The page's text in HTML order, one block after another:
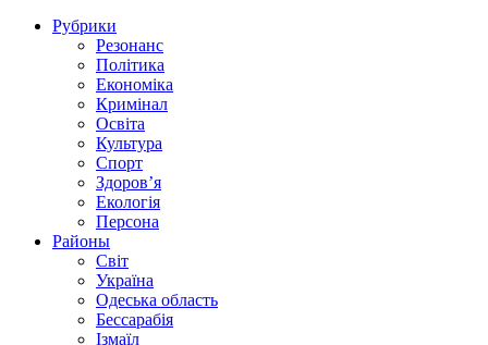
Рубрики
Резонанс
Політика
Економіка
Кримінал
Освіта
Культура
Спорт
Здоров’я
Екологія
Персона
Районы
Світ
Україна
Одеська область
Бессарабія
Ізмаїл